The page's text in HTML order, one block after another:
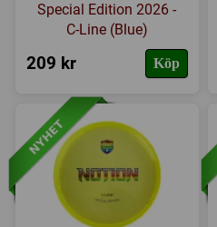
Special Edition 2026 -
C-Line (Blue)
209 kr Köp